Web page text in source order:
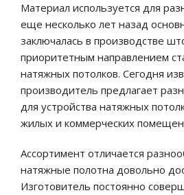
Материал используется для
еще несколько лет назад
заключалась в производстве
приоритетным направлением
натяжных потолков. Сегодня
производитель предлагает
для устройства натяжных
жилых и коммерческих
Ассортимент отличается
натяжные полотна довольно
Изготовитель постоянно